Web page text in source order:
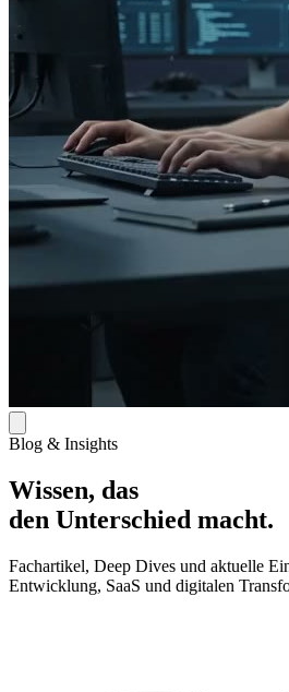
Blog & Insights
Wissen, das
den Unterschied macht.
Fachartikel, Deep Dives und aktuelle
Entwicklung, SaaS und digitalen